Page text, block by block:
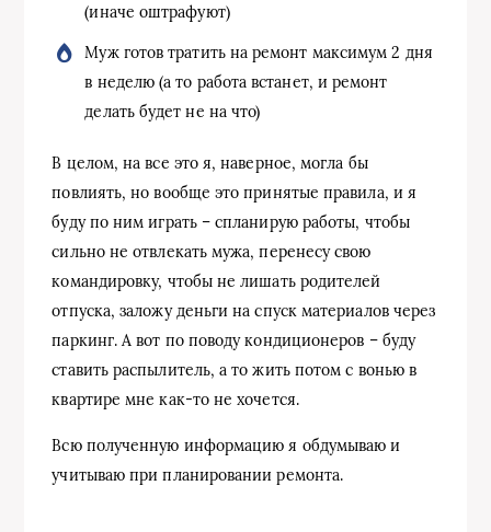
(иначе оштрафуют)
Муж готов тратить на ремонт максимум 2 дня
в неделю (а то работа встанет, и ремонт
делать будет не на что)
В целом, на все это я, наверное, могла бы
повлиять, но вообще это принятые правила, и я
буду по ним играть – спланирую работы, чтобы
сильно не отвлекать мужа, перенесу свою
командировку, чтобы не лишать родителей
отпуска, заложу деньги на спуск материалов через
паркинг. А вот по поводу кондиционеров – буду
ставить распылитель, а то жить потом с вонью в
квартире мне как-то не хочется.
Всю полученную информацию я обдумываю и
учитываю при планировании ремонта.